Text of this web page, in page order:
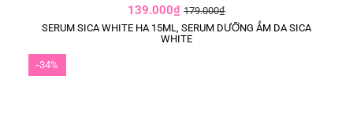
139.000₫ 179.000₫
SERUM SICA WHITE HA 15ML, SERUM DƯỠNG ẨM DA SICA
WHITE
-34%